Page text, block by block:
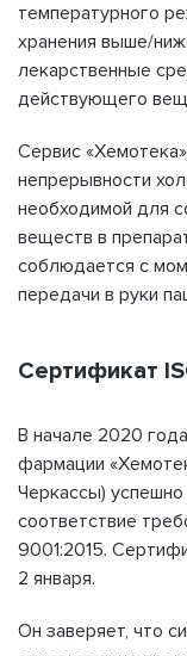
температурного
хранения выше/
лекарственные
действующего
Сервис
непрерывности
необходимой для
веществ в
соблюдается с
передачи в руки
Сертификат
В начале 2020
фармации
Черкассы)
соответствие
9001:2015.
2 января.
Он заверяет, что